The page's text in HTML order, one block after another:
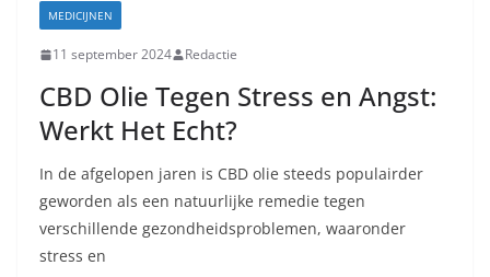
MEDICIJNEN
11 september 2024 Redactie
CBD Olie Tegen Stress en Angst:
Werkt Het Echt?
In de afgelopen jaren is CBD olie steeds populairder
geworden als een natuurlijke remedie tegen
verschillende gezondheidsproblemen, waaronder
stress en